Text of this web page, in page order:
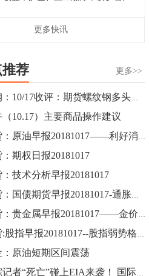
src=...
6%，报689.5元/吨，刷新近两个月
色研究团队：高度重视贵金属的阶
会。自年初以来沪金上涨16.93%，
，白银将开启补涨，且涨幅超过黄
银比有望高位回归。
货主力合约涨停，涨幅达3.98%，报
更多快讯
更多>>
荐
期说焦钢：10/17收评：期货螺纹钢多头放量扩仓围剿空头，焦炭止跌跟涨！
10.17）主要商品操作建议
广发期货：原油早报20181017——利好消息刺激油价上涨
期权日报20181017
技术分析早报20181017
广发期货：国债期货早报20181017-通胀符合预期，期债持续震荡
广发期货：贵金属早报20181017——金价延续高位震荡
广发期货:股指早报20181017--股指弱势格局难改
：原油短期区间震荡
沙特失踪记者“死亡”碰上EIA来袭！ 国际油价涨势能否继续？